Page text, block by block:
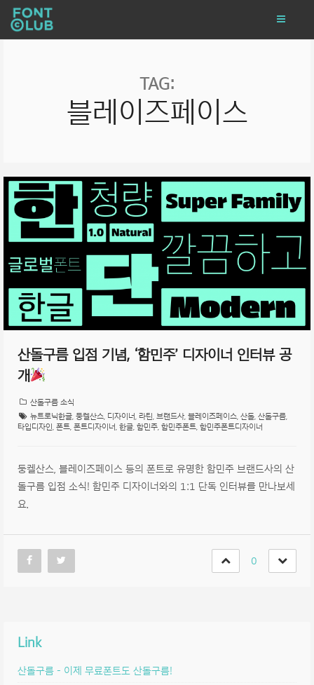
TAG:
블레이즈페이스
산돌구름 입점 기념, ‘함민주’ 디자이너 인터뷰 공
개
산돌구름 소식
뉴트로닉한글 둥켈산스 디자이너 라틴 브랜드사 블레이즈페이스 산돌 산돌구름
타입디자인
폰트 폰트디자이너 한글 함민주 함민주폰트 함민주폰트디자이너
둥켈산스, 블레이즈페이스 등의 폰트로 유명한 함민주 브랜드사의 산
돌구름 입점 소식! 함민주 디자이너와의 1:1 단독 인터뷰를 만나보세
요.
0
Link
산돌구름 – 이제 무료폰트도 산돌구름!